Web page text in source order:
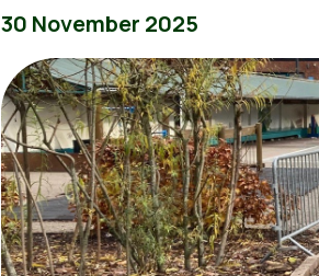
30 November 2025